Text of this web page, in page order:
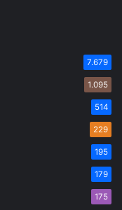
7.679
1.095
514
229
195
179
175